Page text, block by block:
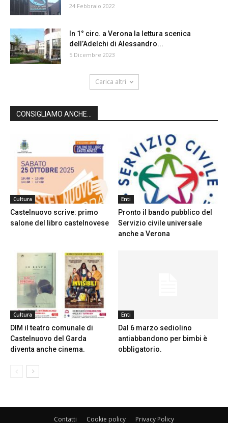
24 Febbraio 2022
In 1° circ. a Verona la lettura scenica
dell’Adelchi di Alessandro...
5 Dicembre 2023
Carica altri
CONSIGLIAMO ANCHE...
Cultura
Castelnuovo scrive: primo
salone del libro castelnovese
Enti
Pronto il bando pubblico del
Servizio civile universale
anche a Verona
Cultura
DIM il teatro comunale di
Castelnuovo del Garda
diventa anche cinema.
Enti
Dal 6 marzo sediolino
antiabbandono per bimbi è
obbligatorio.
Contatti Cookie policy Privacy Policy